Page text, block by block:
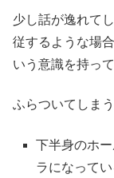
少し話が逸れて
従するような場
いう意識を持っ
ふらついてしま
下半身のホ
ラになってい